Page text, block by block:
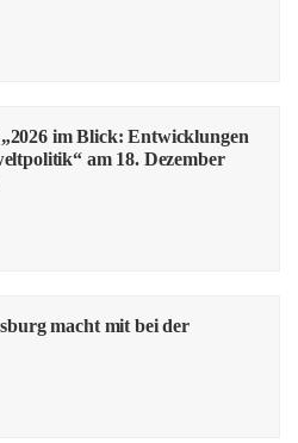
im Blick: Entwicklungen
am 18. Dezember
macht mit bei der